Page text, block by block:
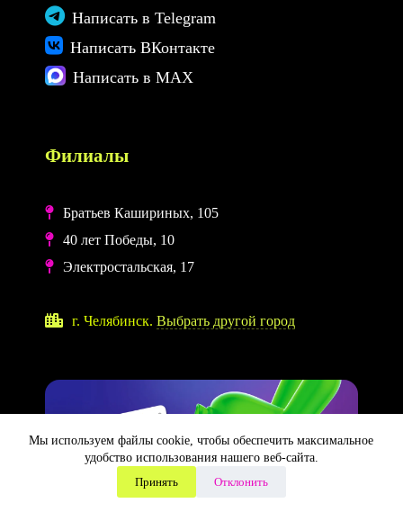
⚠️ Для корректной работы сайта выключите VPN
Мы используем файлы cookie, чтобы обеспечить максимальное
удобство использования нашего веб-сайта.
Принять
Отклонить
Написать в Telegram
Написать ВКонтакте
Написать в MAX
Филиалы
Братьев Кашириных, 105
40 лет Победы, 10
Электростальская, 17
г. Челябинск. Выбрать другой город